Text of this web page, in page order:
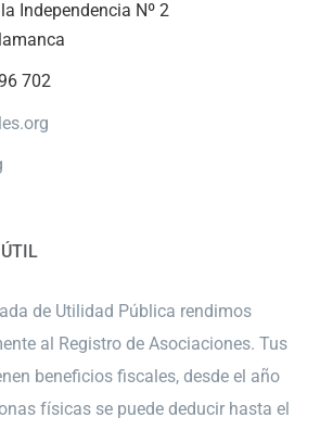
Independencia Nº 2
702
ÚTIL
de Utilidad Pública rendimos
al Registro de Asociaciones. Tus
beneficios fiscales, desde el año
físicas se puede deducir hasta el